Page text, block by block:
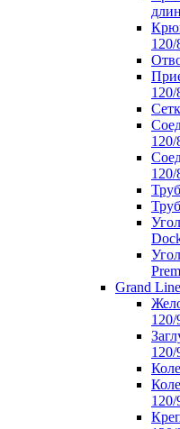
120/
120/
120/
120/
Grand
120/
120/
120/